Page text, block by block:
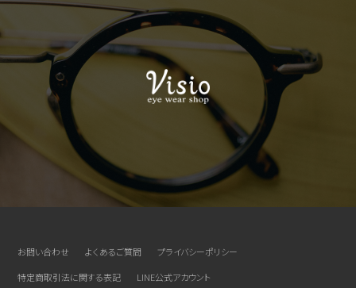
お問い合わせ よくあるご質問
プライバシーポリシー
特定商取引法に関する表記
LINE公式アカウント